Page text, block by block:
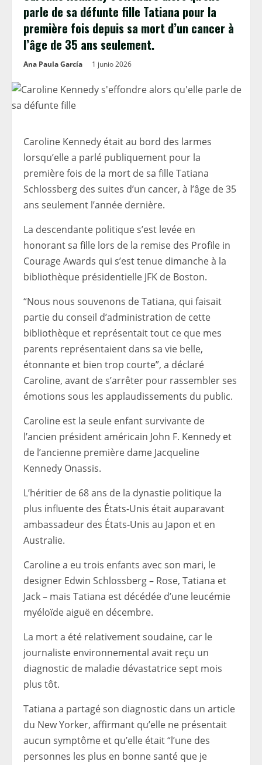
parle de sa défunte fille Tatiana pour la
première fois depuis sa mort d’un cancer à
l’âge de 35 ans seulement.
Ana Paula García 1 junio 2026
Caroline Kennedy était au bord des larmes
lorsqu’elle a parlé publiquement pour la
première fois de la mort de sa fille Tatiana
Schlossberg des suites d’un cancer, à l’âge de 35
ans seulement l’année dernière.
La descendante politique s’est levée en
honorant sa fille lors de la remise des Profile in
Courage Awards qui s’est tenue dimanche à la
bibliothèque présidentielle JFK de Boston.
“Nous nous souvenons de Tatiana, qui faisait
partie du conseil d’administration de cette
bibliothèque et représentait tout ce que mes
parents représentaient dans sa vie belle,
étonnante et bien trop courte”, a déclaré
Caroline, avant de s’arrêter pour rassembler ses
émotions sous les applaudissements du public.
Caroline est la seule enfant survivante de
l’ancien président américain John F. Kennedy et
de l’ancienne première dame Jacqueline
Kennedy Onassis.
L’héritier de 68 ans de la dynastie politique la
plus influente des États-Unis était auparavant
ambassadeur des États-Unis au Japon et en
Australie.
Caroline a eu trois enfants avec son mari, le
designer Edwin Schlossberg – Rose, Tatiana et
Jack – mais Tatiana est décédée d’une leucémie
myéloïde aiguë en décembre.
La mort a été relativement soudaine, car le
journaliste environnemental avait reçu un
diagnostic de maladie dévastatrice sept mois
plus tôt.
Tatiana a partagé son diagnostic dans un article
du New Yorker, affirmant qu’elle ne présentait
aucun symptôme et qu’elle était “l’une des
personnes les plus en bonne santé que je